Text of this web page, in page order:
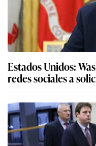
Estados Unidos:
redes sociales a